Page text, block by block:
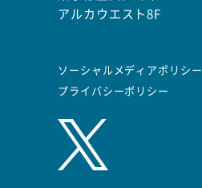
アルカウエスト8F
ソーシャルメディアポリシー
プライバシーポリシー